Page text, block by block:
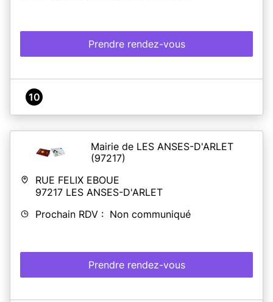
Prendre rendez-vous
10
Mairie de LES ANSES-D'ARLET
(97217)
RUE FELIX EBOUE
97217 LES ANSES-D'ARLET
Prochain RDV : Non communiqué
Prendre rendez-vous